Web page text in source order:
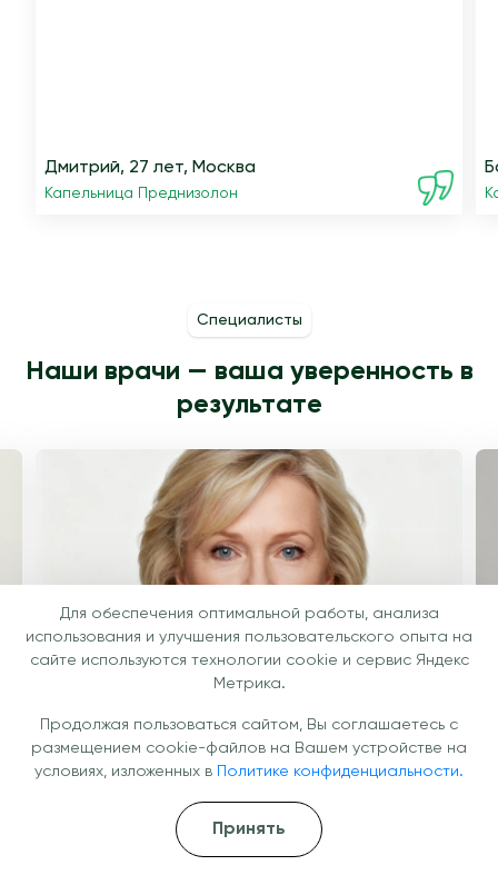
Дмитрий, 27 лет, Москва
Капельница Преднизолон
Специалисты
Наши врачи — ваша уверенность в
результате
Федорова Екатерина Вячеславовна
Невролог
Для обеспечения оптимальной работы, анализа
использования и улучшения пользовательского опыта на
сайте используются технологии cookie и сервис Яндекс
Метрика.
Продолжая пользоваться сайтом, Вы соглашаетесь с
размещением cookie-файлов на Вашем устройстве на
условиях, изложенных в
Политике конфиденциальности.
Принять